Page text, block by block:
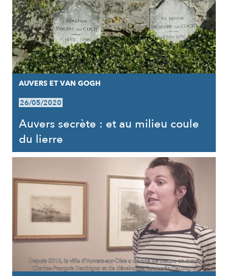
AUVERS ET VAN GOGH
26/05/2020
Auvers secrète : et au milieu coule
du lierre